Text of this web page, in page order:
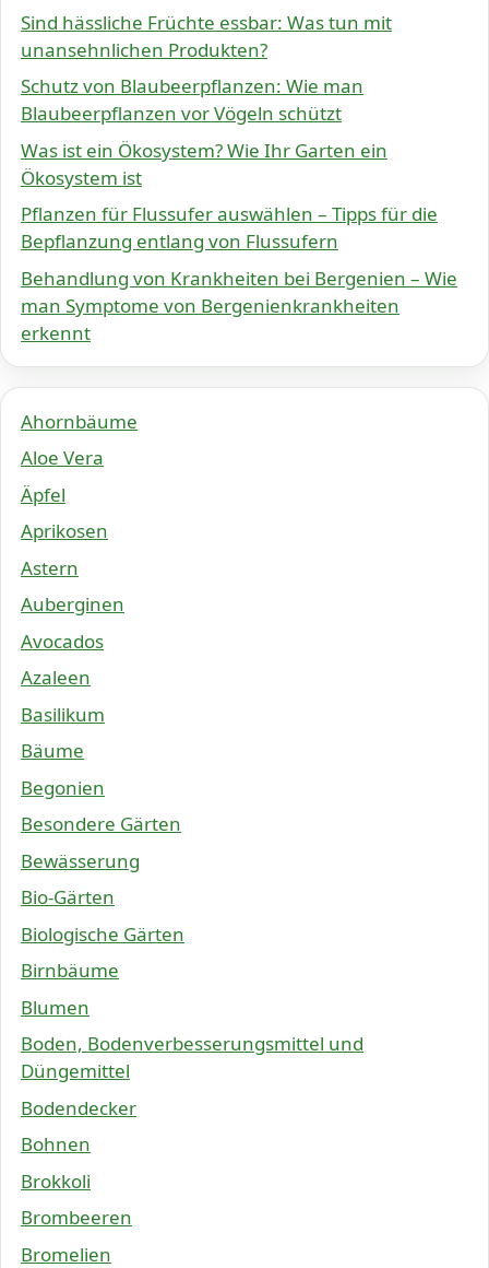
Sind hässliche Früchte essbar: Was tun mit
unansehnlichen Produkten?
Schutz von Blaubeerpflanzen: Wie man
Blaubeerpflanzen vor Vögeln schützt
Was ist ein Ökosystem? Wie Ihr Garten ein
Ökosystem ist
Pflanzen für Flussufer auswählen – Tipps für die
Bepflanzung entlang von Flussufern
Behandlung von Krankheiten bei Bergenien – Wie
man Symptome von Bergenienkrankheiten
erkennt
Ahornbäume
Aloe Vera
Äpfel
Aprikosen
Astern
Auberginen
Avocados
Azaleen
Basilikum
Bäume
Begonien
Besondere Gärten
Bewässerung
Bio-Gärten
Biologische Gärten
Birnbäume
Blumen
Boden, Bodenverbesserungsmittel und
Düngemittel
Bodendecker
Bohnen
Brokkoli
Brombeeren
Bromelien